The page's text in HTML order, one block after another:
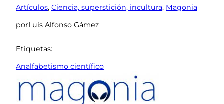
Artículos, Ciencia, superstición, incultura, Magonia
porLuis Alfonso Gámez
Etiquetas:
Analfabetismo científico